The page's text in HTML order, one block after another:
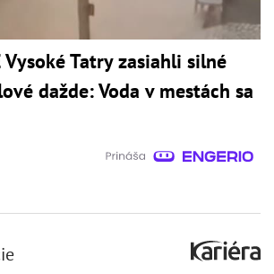
Vysoké Tatry zasiahli silné
dažde: Voda v mestách sa